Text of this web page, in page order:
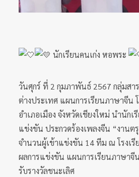
นักเรียนคนเก่ง หอพระ
วันศุกร์ ที่ 2 กุมภาพันธ์ 2567 กลุ่มสา
ต่างประเทศ แผนการเรียนภาษาจีน
อำเภอเมือง จังหวัดเชียงใหม่ นำนักเ
แข่งขัน ประกวดร้องเพลงจีน “งานต
จำนวนผู้เข้าแข่งขัน 14 ทีม ณ โรงเ
ผลการแข่งขัน แผนการเรียนภาษาจี
รับรางวัลชนะเลิศ